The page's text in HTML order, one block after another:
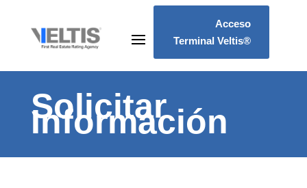
Acceso
Terminal Veltis®
Solicitar
Información